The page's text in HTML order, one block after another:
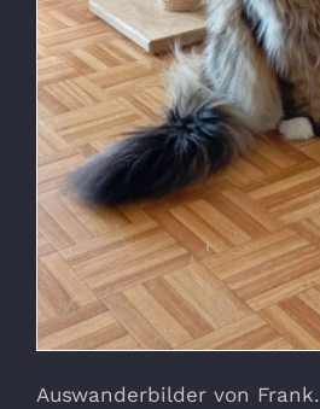
Auswanderbilder von Frank.